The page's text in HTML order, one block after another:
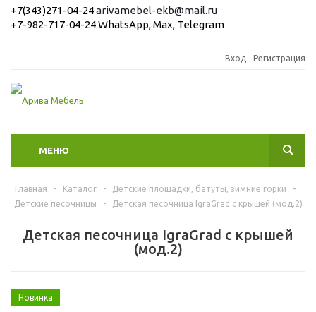
+7(343)271-04-24arivamebel-ekb@mail.ru
+7-982-717-04-24 WhatsApp, Max, Telegram
Вход Регистрация
МЕНЮ
Главная - Каталог - Детские площадки, батуты, зимние горки
-
Детские песочницы
- Детская песочница IgraGrad с крышей (мод.2)
Детская песочница IgraGrad с крышей
(мод.2)
Новинка